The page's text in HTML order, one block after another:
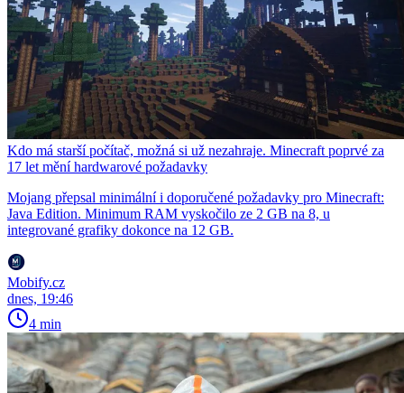
Kdo má starší počítač, možná si už nezahraje. Minecraft poprvé za
17 let mění hardwarové požadavky
Mojang přepsal minimální i doporučené požadavky pro Minecraft:
Java Edition. Minimum RAM vyskočilo ze 2 GB na 8, u
integrované grafiky dokonce na 12 GB.
Mobify.cz
dnes, 19:46
4 min